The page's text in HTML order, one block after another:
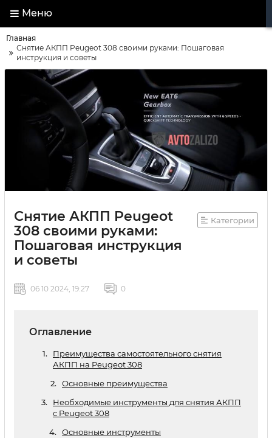
Меню
Главная
Снятие АКПП Peugeot 308 своими руками: Пошаговая
инструкция и советы
Снятие АКПП Peugeot
308 своими руками:
Пошаговая инструкция
и советы
Категории
06 10 2024, 19:27 0
Оглавление
Преимущества самостоятельного снятия
АКПП на Peugeot 308
Основные преимущества
Необходимые инструменты для снятия АКПП
с Peugeot 308
Основные инструменты